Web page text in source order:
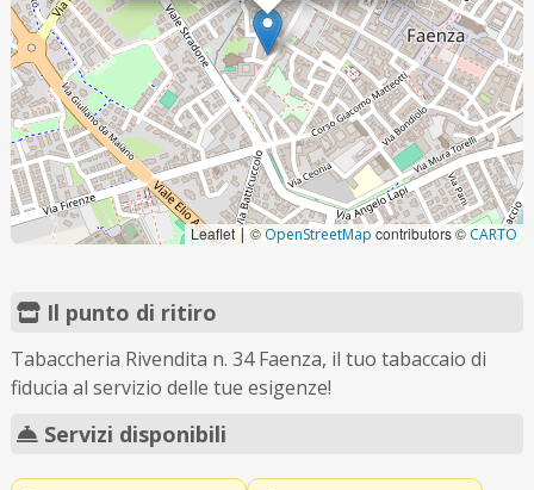
Leaflet|©OpenStreetMap contributors © CARTO
Il punto di ritiro
Tabaccheria Rivendita n. 34 Faenza, il tuo tabaccaio di
fiducia al servizio delle tue esigenze!
Servizi disponibili